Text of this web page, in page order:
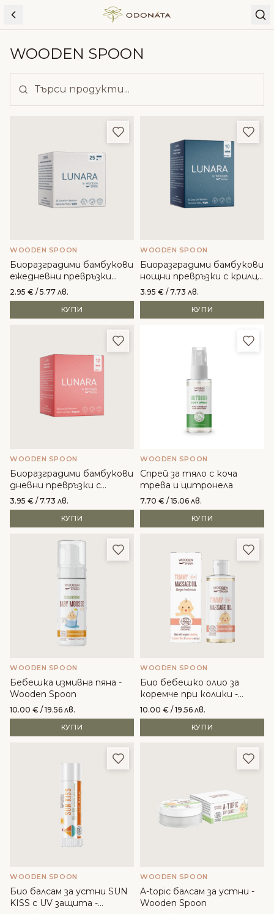
Skip to content
WOODEN SPOON
Добави в любими
WOODEN SPOON
Биоразградими бамбукови
ежедневни превръзки
Lunara - Wooden Spoon
2.95 € / 5.77 лв.
КУПИ
WOODEN SPOON
Биоразградими бамбукови
нощни превръзки с крилца
Lunara - Wooden Spoon
3.95 € / 7.73 лв.
КУПИ
Добави в любими
WOODEN SPOON
Биоразградими бамбукови
дневни превръзки с
крилца Lunara - Wooden
Spoon
3.95 € / 7.73 лв.
КУПИ
WOODEN SPOON
Спрей за тяло с коча
трева и цитронела
7.70 € / 15.06 лв.
КУПИ
Добави в любими
WOODEN SPOON
Бебешка измивна пяна -
Wooden Spoon
10.00 € / 19.56 лв.
КУПИ
WOODEN SPOON
Био бебешко олио за
коремче при колики -
Wooden Spoon
10.00 € / 19.56 лв.
КУПИ
Добави в любими
WOODEN SPOON
Био балсам за устни SUN
KISS с UV защита -
WOODEN SPOON
A-topic балсам за устни -
Wooden Spoon